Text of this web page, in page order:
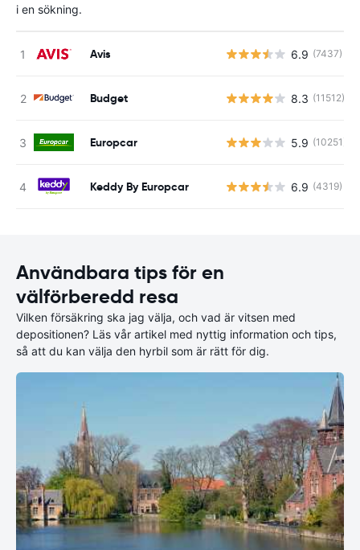
i en sökning.
Avis 6.9 (7437)
Budget 8.3 (11512)
Europcar 5.9 (10251)
Keddy By Europcar 6.9 (4319)
Användbara tips för en
välförberedd resa
Vilken försäkring ska jag välja, och vad är vitsen med
depositionen? Läs vår artikel med nyttig information och tips,
så att du kan välja den hyrbil som är rätt för dig.